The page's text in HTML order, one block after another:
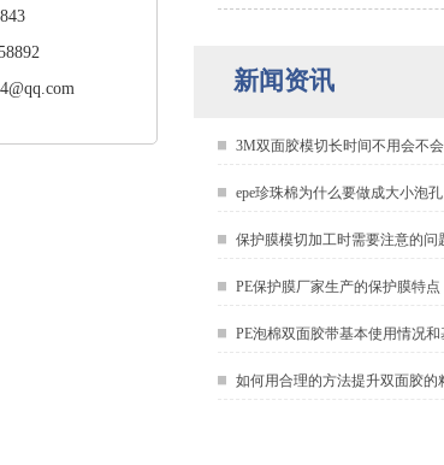
新闻资讯
3M双面胶模切长时间不用会不
epe珍珠棉为什么要做成大小泡孔
保护膜模切加工时需要注意的问
PE保护膜厂家生产的保护膜特点
PE泡棉双面胶带基本使用情况
如何用合理的方法提升双面胶的